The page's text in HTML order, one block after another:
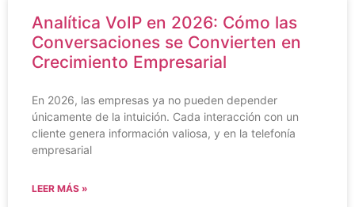
Analítica VoIP en 2026: Cómo las
Conversaciones se Convierten en
Crecimiento Empresarial
En 2026, las empresas ya no pueden depender
únicamente de la intuición. Cada interacción con un
cliente genera información valiosa, y en la telefonía
empresarial
LEER MÁS »